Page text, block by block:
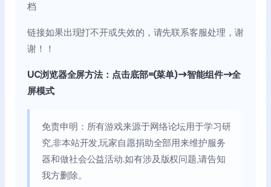
档
链接如果出现打不开或失效的，请先联系客服处理，谢
谢！！
UC浏览器全屏方法：点击底部=(菜单)→智能组件→全
屏模式
免责申明：所有游戏来源于网络论坛用于学习研
究,非本站开发,玩家自愿捐助全部用来维护服务
器和做社会公益活动.如有涉及版权问题,请告知
我方删除。